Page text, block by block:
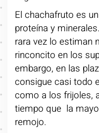
El chachafruto es
proteína y
rara vez lo estiman
rinconcito en los
embargo, en las
consigue casi todo
como a los frijoles,
tiempo que la
remojo.